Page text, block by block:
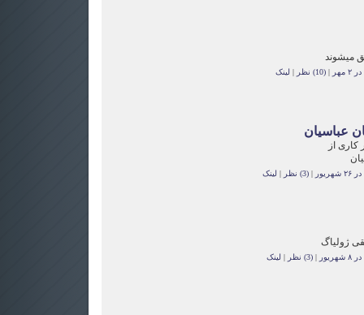
میشوند
مهر |(10) نظر | لینک
عباسیان
کاری از
|(3) نظر | لینک
ژولیاگ
|(3) نظر | لینک